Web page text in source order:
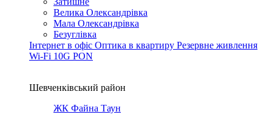
Велика Олександрівка
Мала Олександрівка
Безуглівка
Інтернет в офіс Оптика в квартиру Резервне живлення
Wi-Fi 10G PON
Шевченківський район
ЖК Файна Таун